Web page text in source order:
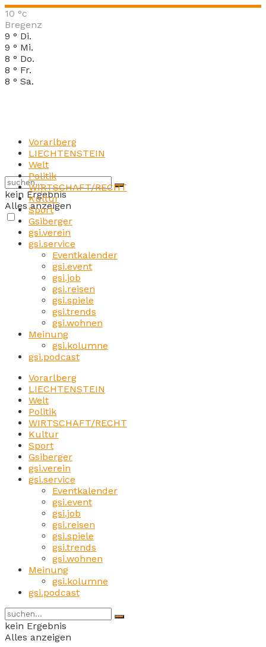
10 °c
Bregenz
9 ° Di.
9 ° Mi.
8 ° Do.
8 ° Fr.
8 ° Sa.
kein Ergebnis
Alles anzeigen
Vorarlberg
LIECHTENSTEIN
Welt
Politik
WIRTSCHAFT/RECHT
Kultur
Sport
Gsiberger
gsi.verein
gsi.service
Eventkalender
gsi.event
gsi.job
gsi.reisen
gsi.spiele
gsi.trends
gsi.wohnen
Meinung
gsi.kolumne
gsi.podcast
Vorarlberg
LIECHTENSTEIN
Welt
Politik
WIRTSCHAFT/RECHT
Kultur
Sport
Gsiberger
gsi.verein
gsi.service
Eventkalender
gsi.event
gsi.job
gsi.reisen
gsi.spiele
gsi.trends
gsi.wohnen
Meinung
gsi.kolumne
gsi.podcast
kein Ergebnis
Alles anzeigen